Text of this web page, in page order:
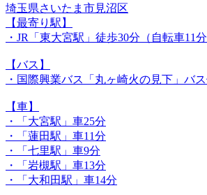
埼玉県さいたま市見沼区
【最寄り駅】
・JR「東大宮駅」徒歩30分（自転車11分
【バス】
・国際興業バス「丸ヶ崎火の見下」バ
【車】
・「大宮駅」車25分
・「蓮田駅」車11分
・「七里駅」車9分
・「岩槻駅」車13分
・「大和田駅」車14分